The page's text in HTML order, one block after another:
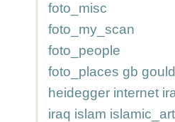
foto_misc
foto_my_scan
foto_people
foto_places gb gould
heidegger internet
iraq islam islamic_art